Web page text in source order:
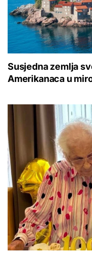
Susjedna zemlja
Amerikanaca u